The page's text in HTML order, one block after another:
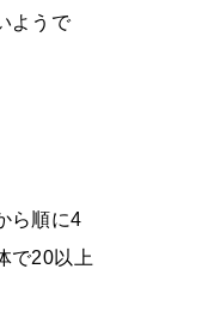
ようで
ら順に4
で20以上